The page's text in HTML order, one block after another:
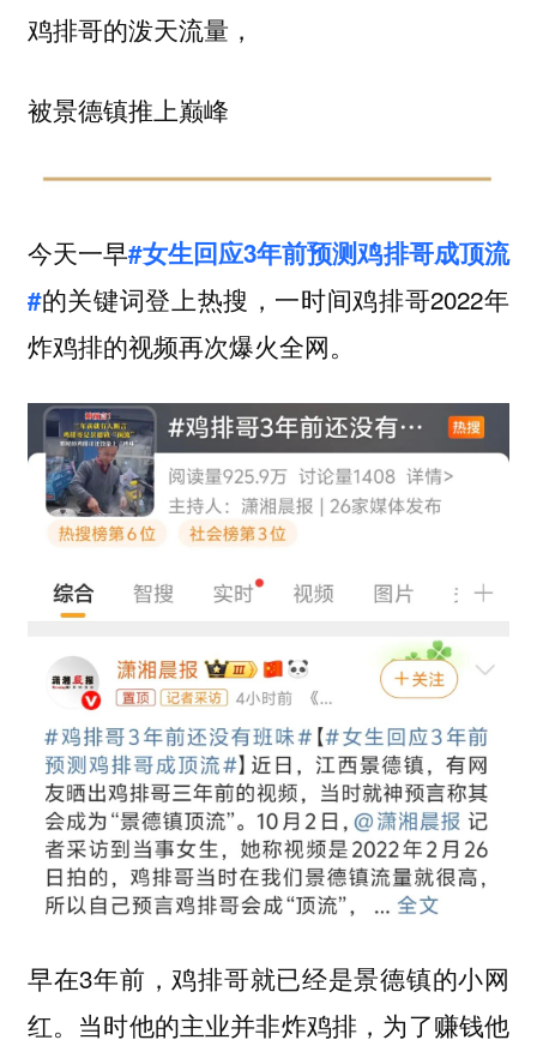
鸡排哥的泼天流量，
被景德镇推上巅峰
今天一早#女生回应3年前预测鸡排哥成顶流
#的关键词登上热搜，一时间鸡排哥2022年
炸鸡排的视频再次爆火全网。
早在3年前，鸡排哥就已经是景德镇的小网
红。当时他的主业并非炸鸡排，为了赚钱他